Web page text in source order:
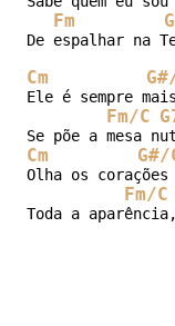
Fm
De espalhar na
Cm
Ele é sempre
Fm/C
Cm G#/
Olha os
Fm/C
Toda a